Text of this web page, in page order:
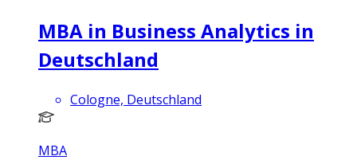
MBA in Business Analytics in
Deutschland
Cologne, Deutschland
MBA